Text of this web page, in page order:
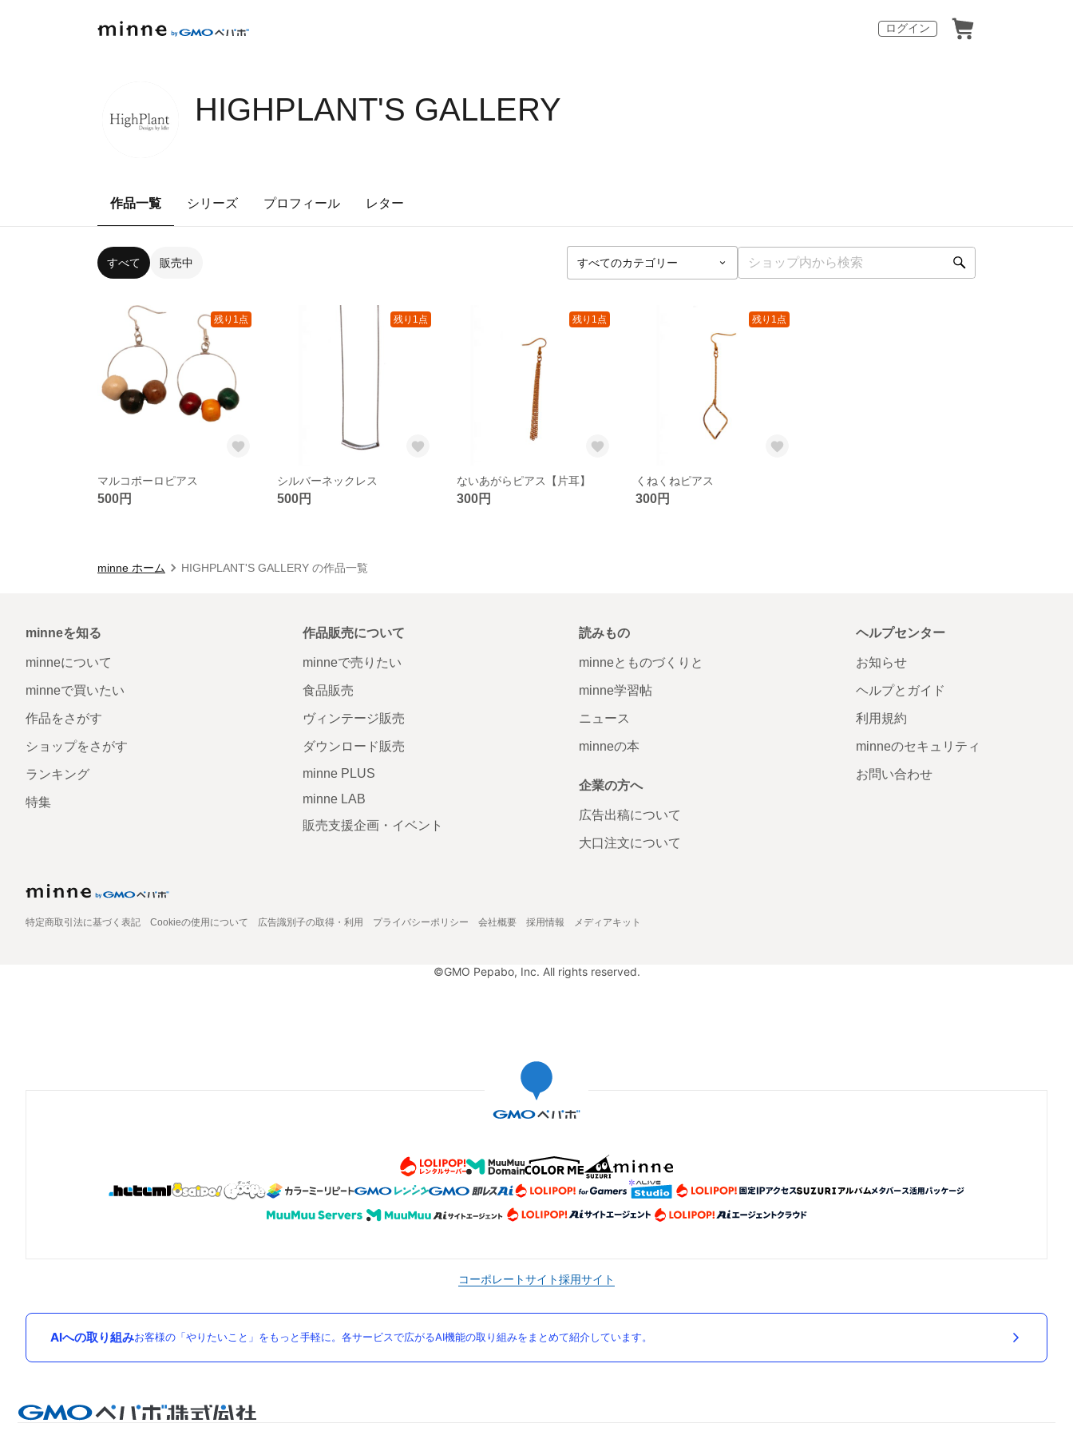
ログイン
HIGHPLANT'S GALLERY
作品一覧 シリーズ プロフィール レター
すべて 販売中
残り1点
マルコポーロピアス
500円
残り1点
シルバーネックレス
500円
残り1点
ないあがらピアス【片耳】
300円
残り1点
くねくねピアス
300円
minne ホーム HIGHPLANT'S GALLERY の作品一覧
minneを知る
minneについて
minneで買いたい
作品をさがす
ショップをさがす
ランキング
特集
作品販売について
minneで売りたい
食品販売
ヴィンテージ販売
ダウンロード販売
minne PLUS
minne LAB
販売支援企画・イベント
読みもの
minneとものづくりと
minne学習帖
ニュース
minneの本
企業の方へ
広告出稿について
大口注文について
ヘルプセンター
お知らせ
ヘルプとガイド
利用規約
minneのセキュリティ
お問い合わせ
特定商取引法に基づく表記 Cookieの使用について 広告識別子の取得・利用 プライバシーポリシー 会社概要 採用情報 メディアキット
©GMO Pepabo, Inc. All rights reserved.
コーポレートサイト採用サイト
AIへの取り組みお客様の「やりたいこと」をもっと手軽に。各サービスで広がるAI機能の取り組みをまとめて紹介しています。